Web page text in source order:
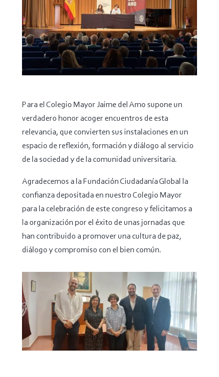
Para el Colegio Mayor Jaime del Amo supone un
verdadero honor acoger encuentros de esta
relevancia, que convierten sus instalaciones en un
espacio de reflexión, formación y diálogo al servicio
de la sociedad y de la comunidad universitaria.
Agradecemos a la Fundación Ciudadanía Global la
confianza depositada en nuestro Colegio Mayor
para la celebración de este congreso y felicitamos a
la organización por el éxito de unas jornadas que
han contribuido a promover una cultura de paz,
diálogo y compromiso con el bien común.